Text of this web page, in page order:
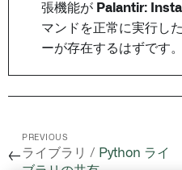
張機能が Palantir:
マンドを正常に実行した
ーが存在するはずです。
←
PREVIOUS
ライブラリ / Python ライ